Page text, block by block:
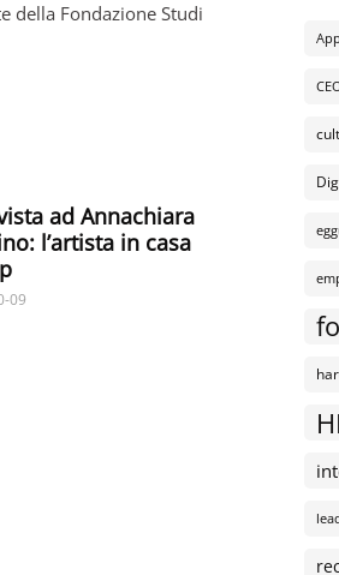
della Fondazione Studi
ad Annachiara
l’artista in casa
09